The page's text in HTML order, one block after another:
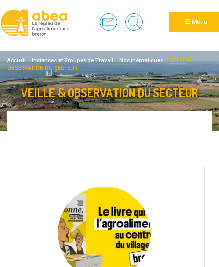
Menu
Accueil>Instances et Groupes de Travail>Nos thématiques>VEILLE &
OBSERVATION DU SECTEUR
VEILLE & OBSERVATION DU SECTEUR